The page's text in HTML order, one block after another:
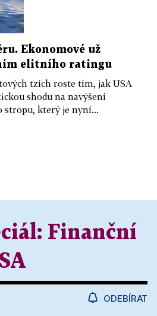
Ekonomové už
elitního ratingu
tzích roste tím, jak USA
shodu na navýšení
stropu, který je nyní...
Finanční
ODEBÍRAT